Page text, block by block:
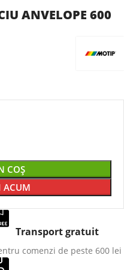
ANVELOPE 600
COȘ
ACUM
Transport gratuit
comenzi de peste 600 lei